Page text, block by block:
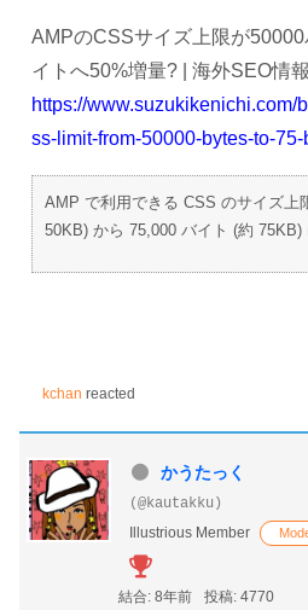
AMPのCSSサイズ上限が
イトへ50%増量? | 海外SEO情
https://www.suzukikenichi.com/
ss-limit-from-50000-bytes-to-75-
AMP で利用できる CSS のサイズ上
50KB) から 75,000 バイト (約 75KB)
kchan reacted
かうたっく
(@kautakku)
Illustrious Member
結合: 8年前 投稿: 4770